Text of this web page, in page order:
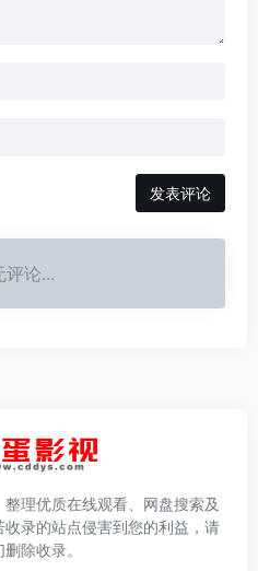
发表评论
评论...
理优质在线观看、网盘搜索及
录的站点侵害到您的利益，请
除收录。